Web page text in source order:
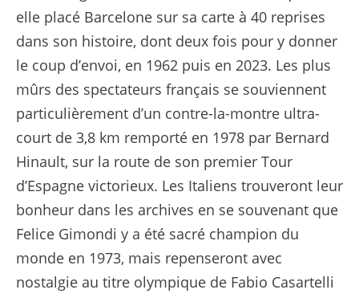
elle placé Barcelone sur sa carte à 40 reprises
dans son histoire, dont deux fois pour y donner
le coup d’envoi, en 1962 puis en 2023. Les plus
mûrs des spectateurs français se souviennent
particulièrement d’un contre-la-montre ultra-
court de 3,8 km remporté en 1978 par Bernard
Hinault, sur la route de son premier Tour
d’Espagne victorieux. Les Italiens trouveront leur
bonheur dans les archives en se souvenant que
Felice Gimondi y a été sacré champion du
monde en 1973, mais repenseront avec
nostalgie au titre olympique de Fabio Casartelli